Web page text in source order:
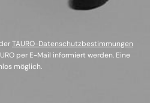
TAURO-Datenschutzbestimmungen
per E-Mail informiert werden. Eine
möglich.